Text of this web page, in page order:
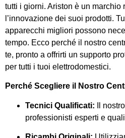
tutti i giorni. Ariston è un marchio
l’innovazione dei suoi prodotti.
apparecchi migliori possono
tempo. Ecco perché il nostro
te, pronto a offrirti un supporto
per tutti i tuoi elettrodomestici.
Perché Scegliere il Nostro
Tecnici Qualificati: Il
professionisti esperti e